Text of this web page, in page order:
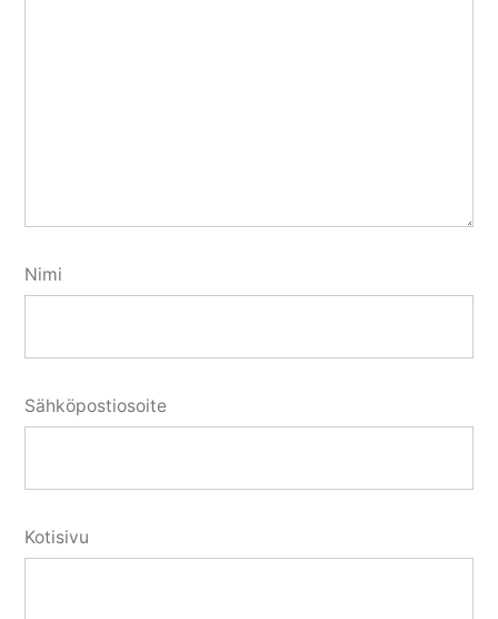
Nimi
Sähköpostiosoite
Kotisivu